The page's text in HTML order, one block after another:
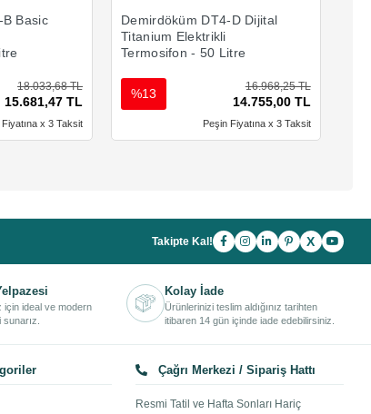
Basic
18.033,68 TL
15.681,47 TL
Fiyatına x 3 Taksit
Demirdöküm DT4-D Dijital
Titanium Elektrikli
Termosifon - 50 Litre
16.968,25 TL
14.755,00 TL
%13
Peşin Fiyatına x 3 Taksit
Takipte Kal! X
için ideal ve modern
Kolay İade
Ürünlerinizi teslim aldığınız tarihten
itibaren 14 gün içinde iade edebilirsiniz.
Çağrı Merkezi / Sipariş Hattı
Resmi Tatil ve Hafta Sonları Hariç